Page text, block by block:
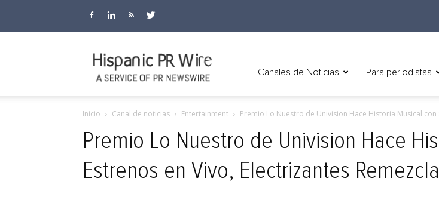
Canales de Noticias Para periodistas
Inicio Canal de noticias Entertainment Premio Lo Nuestro de Univision Hace Historia Musical con
Premio Lo Nuestro de Univision Hace
Estrenos en Vivo, Electrizantes